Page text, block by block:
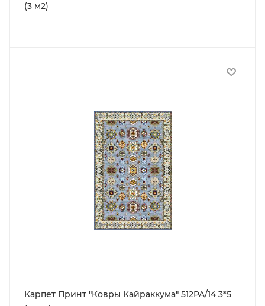
(3 м2)
Карпет Принт "Ковры Кайраккума" 512PA/14 3*5